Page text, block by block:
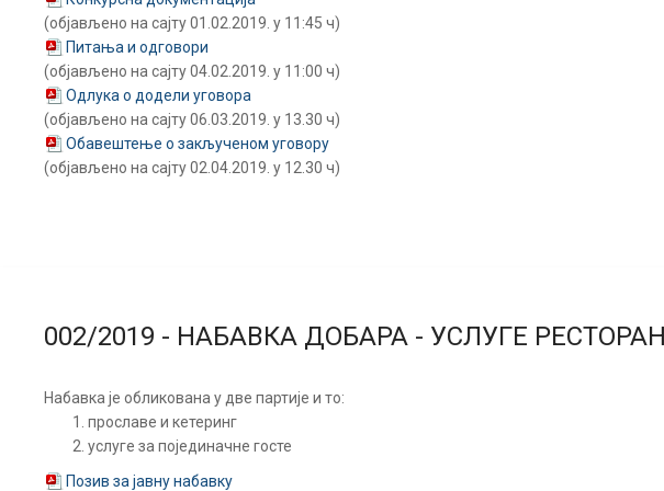
(објављено на сајту 01.02.2019. у 11:45 ч)
Питања и одговори
(објављено на сајту 04.02.2019. у 11:00 ч)
Одлука о додели уговора
(објављено на сајту 06.03.2019. у 13.30 ч)
Обавештење о закљученом уговору
(објављено на сајту 02.04.2019. у 12.30 ч)
002/2019 - НАБАВКА ДОБАРА - УСЛУГЕ
Набавка је обликована у две партије и то:
прославе и кетеринг
услуге за појединачне госте
Позив за јавну набавку